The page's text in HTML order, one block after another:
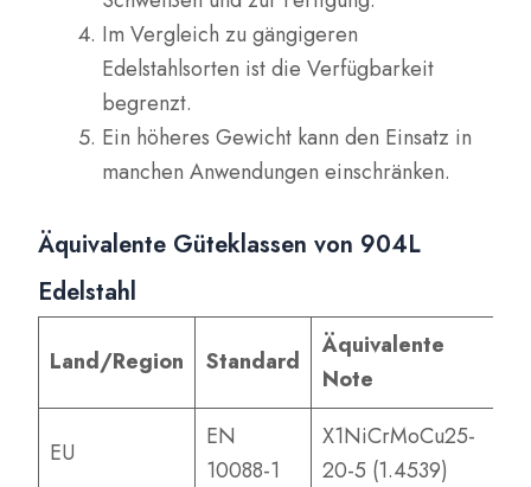
Im Vergleich zu gängigeren
Edelstahlsorten ist die Verfügbarkeit
begrenzt.
Ein höheres Gewicht kann den Einsatz in
manchen Anwendungen einschränken.
Äquivalente Güteklassen von 904L
Edelstahl
Land/Region Standard
Äquivalente
Note
EU
EN
10088-1
X1NiCrMoCu25-
20-5 (1.4539)